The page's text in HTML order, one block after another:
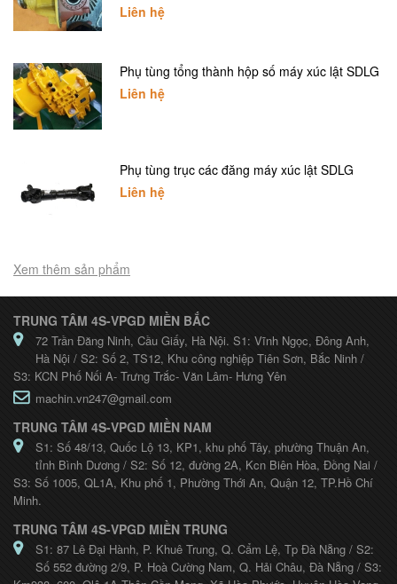
Liên hệ
Phụ tùng tổng thành hộp số máy xúc lật SDLG
Liên hệ
Phụ tùng trục các đăng máy xúc lật SDLG
Liên hệ
Xem thêm sản phẩm
TRUNG TÂM 4S-VPGD MIỀN BẮC
72 Trần Đăng Ninh, Cầu Giấy, Hà Nội. S1: Vĩnh Ngọc, Đông Anh,
Hà Nội / S2: Số 2, TS12, Khu công nghiệp Tiên Sơn, Bắc Ninh /
S3: KCN Phố Nối A- Trưng Trắc- Văn Lâm- Hưng Yên
machin.vn247@gmail.com
TRUNG TÂM 4S-VPGD MIỀN NAM
S1: Số 48/13, Quốc Lộ 13, KP1, khu phố Tây, phường Thuận An,
tỉnh Bình Dương / S2: Số 12, đường 2A, Kcn Biên Hòa, Đồng Nai /
S3: Số 1005, QL1A, Khu phố 1, Phường Thới An, Quận 12, TP.Hồ Chí
Minh.
TRUNG TÂM 4S-VPGD MIỀN TRUNG
S1: 87 Lê Đại Hành, P. Khuê Trung, Q. Cẩm Lệ, Tp Đà Nẵng / S2:
Số 552 đường 2/9, P. Hoà Cường Nam, Q. Hải Châu, Đà Nẵng / S3: